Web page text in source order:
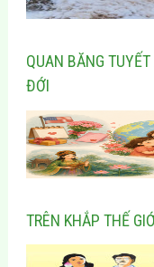
QUAN BĂNG
ĐỚI
TRÊN KHẮP THẾ